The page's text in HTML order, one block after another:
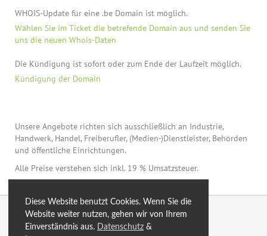
Diese Website benutzt Cookies. Wenn Sie die
Website weiter nutzen, gehen wir von Ihrem
Einverständnis aus. Datenschutz &
WHOIS-Update für eine .be Domain ist möglich.
Wählen Sie im Ticket die betrefende Domain aus und senden Sie
uns die neuen Whois-Daten
Die Kündigung ist sofort oder zum Ende der Laufzeit möglich.
Kündigung der Domain
Unsere Angebote richten sich ausschließlich an Industrie,
Handwerk, Handel, Freiberufler, (Medien-)Dienstleister, Behörden
und öffentliche Einrichtungen.
Alle Preise verstehen sich inkl. 19 % Umsatzsteuer.
© 2026 by eXtro.hosting